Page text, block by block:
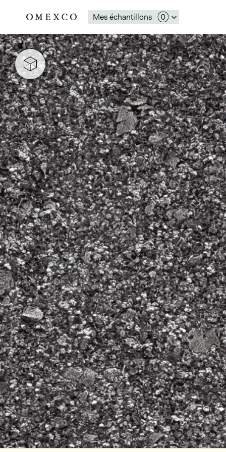
Mes échantillons